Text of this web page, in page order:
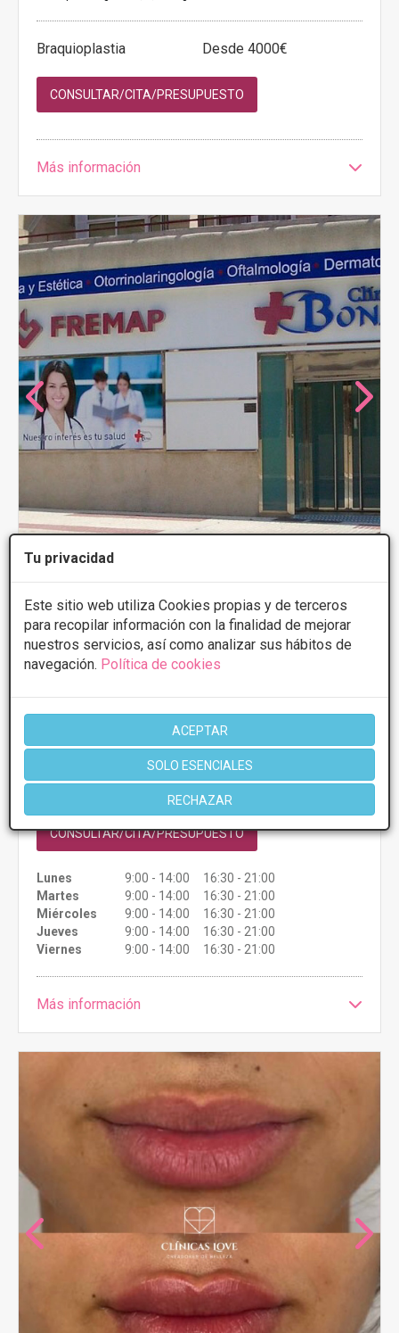
Tu privacidad
Este sitio web utiliza Cookies propias y de terceros
para recopilar información con la finalidad de mejorar
nuestros servicios, así como analizar sus hábitos de
navegación. Política de cookies
ACEPTAR
SOLO ESENCIALES
RECHAZAR
Braquioplastia Desde 4000€
CONSULTAR/CITA/PRESUPUESTO
Más información
Clínica Bonal
2.9 10 Opiniones
Avenida Infanta Elena, 1, Torre del Mar
PRIMERA CONSULTA GRATUITA & FINANCIACIÓN A
Desde 5000€
Presupuestos con5% de descuento *
CONSULTAR/CITA/PRESUPUESTO
Lunes
9:00 - 14:00 16:30 - 21:00
Martes
9:00 - 14:00 16:30 - 21:00
Miércoles
9:00 - 14:00 16:30 - 21:00
Jueves
9:00 - 14:00 16:30 - 21:00
Viernes
9:00 - 14:00 16:30 - 21:00
Más información